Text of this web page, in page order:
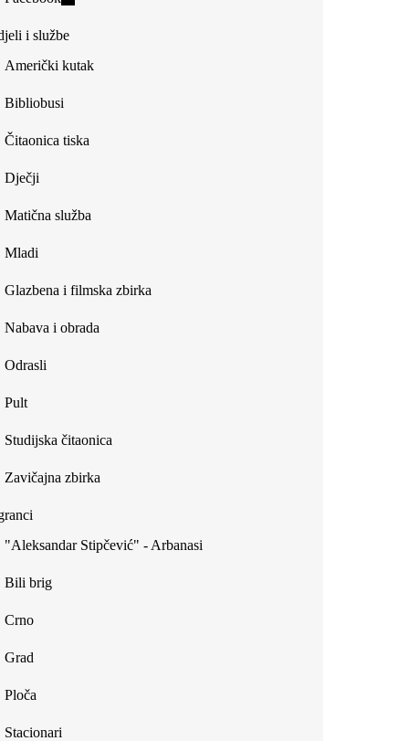
external)
external)
i službe
Američki kutak
Bibliobusi
Čitaonica tiska
Dječji
Matična služba
Mladi
Glazbena i filmska zbirka
Nabava i obrada
Odrasli
Pult
Studijska čitaonica
Zavičajna zbirka
"Aleksandar Stipčević" - Arbanasi
Bili brig
Crno
Grad
Ploča
Stacionari